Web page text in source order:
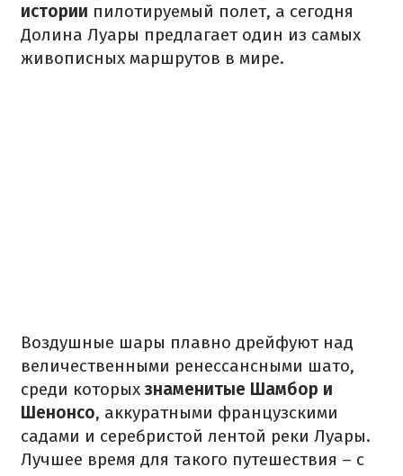
истории пилотируемый полет, а сегодня
Долина Луары предлагает один из самых
живописных маршрутов в мире.
Воздушные шары плавно дрейфуют над
величественными ренессансными шато,
среди которыхзнаменитые Шамбор и
Шенонсо, аккуратными французскими
садами и серебристой лентой реки Луары.
Лучшее время для такого путешествия – с